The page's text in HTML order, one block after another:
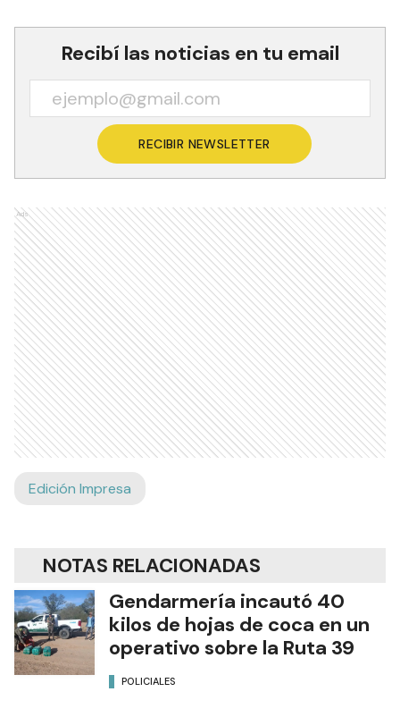
Recibí las noticias en tu email
RECIBIR NEWSLETTER
Ads
Edición Impresa
NOTAS RELACIONADAS
Gendarmería incautó 40
kilos de hojas de coca en un
operativo sobre la Ruta 39
POLICIALES